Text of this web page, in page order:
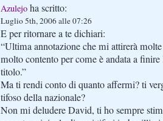
Azulejo ha scritto:
Luglio 5th, 2006 alle 07:26
E per ritornare a te dichiari:
“Ultima annotazione che mi attirerà
molto contento per come è andata a finire
titolo.”
Ma ti rendi conto di quanto affermi? ti
tifoso della nazionale?
Non mi deludere David, ti ho sempre